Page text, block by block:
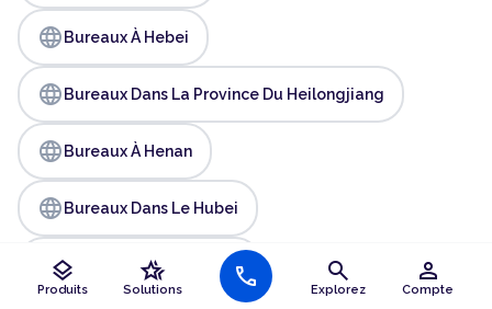
layers
Produits
hotel_class
Solutions call search
Explorez
person
Compte
language Bureaux À Hebei
language Bureaux Dans La Province Du Heilongjiang
language Bureaux À Henan
language Bureaux Dans Le Hubei
languageBureaux Dans Le Hunan